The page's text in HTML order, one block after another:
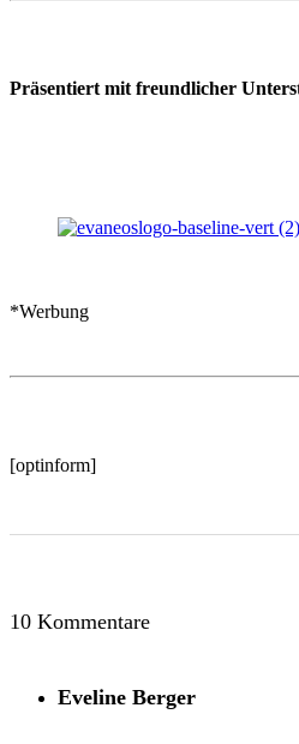
Präsentiert mit freundlicher
*Werbung
[optinform]
10 Kommentare
Eveline Berger